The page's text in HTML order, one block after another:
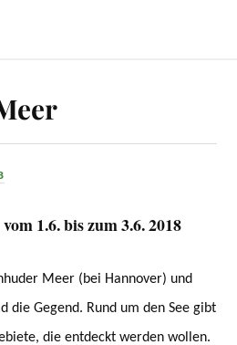
1.6. bis zum 3.6. 2018
Meer (bei Hannover) und
die Gegend. Rund um den See gibt
die entdeckt werden wollen.